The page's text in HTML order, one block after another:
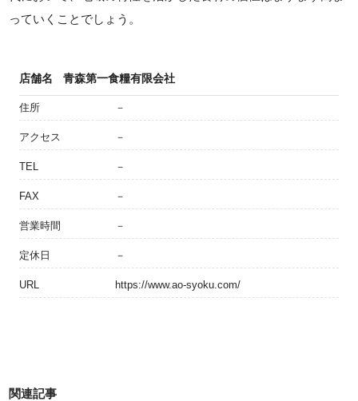
っていくことでしょう。
店舗名 青森第一食糧有限会社
住所 －
アクセス －
TEL －
FAX －
営業時間 －
定休日 －
URL https://www.ao-syoku.com/
関連記事